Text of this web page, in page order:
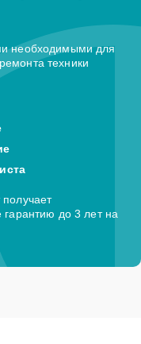
необходимыми для
техники
гарантию до 3 лет на